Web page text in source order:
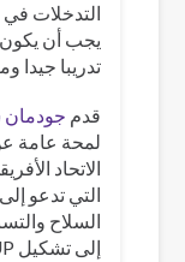
التدخلات في
يجب أن يكون
تدريبا جيدا
قدم جودمان
الاتحاد
التي تدعو
السلاح